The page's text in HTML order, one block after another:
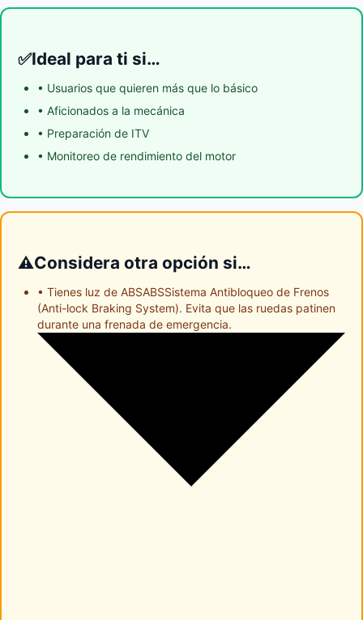
✅Ideal para ti si…
• Usuarios que quieren más que lo básico
• Aficionados a la mecánica
• Preparación de ITV
• Monitoreo de rendimiento del motor
⚠️Considera otra opción si…
• Tienes luz de ABSABSSistema Antibloqueo de Frenos
(Anti-lock Braking System). Evita que las ruedas patinen
durante una frenada de emergencia.